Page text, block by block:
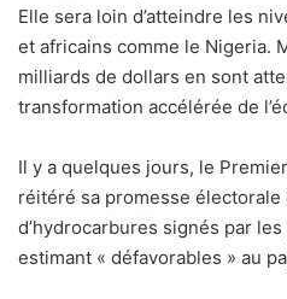
Elle sera loin d’atteindre les
et africains comme le Nigeria.
milliards de dollars en sont
transformation accélérée de
Il y a quelques jours, le
réitéré sa promesse
d’hydrocarbures signés par
estimant « défavorables » au